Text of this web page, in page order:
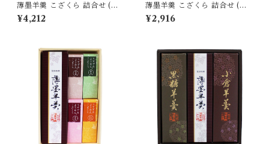
薄墨羊羹 こざくら 詰合せ (薄
墨羊羹小棹/小倉羊羹/薄墨羊羹
こざくら10本) 和菓子 デザー
¥4,212
薄墨羊羹 こざくら 詰合せ (薄
墨羊羹小棹/小倉羊羹/薄墨羊羹
こざくら4本) 和菓子 デザート
¥2,916